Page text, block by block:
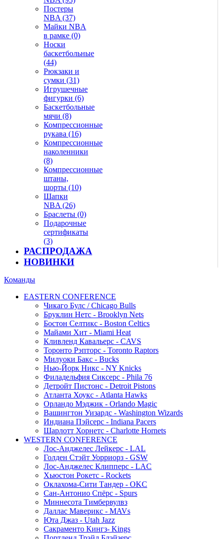
Постеры
NBA (37)
Майки NBA
в рамке (0)
Носки
баскетбольные
(44)
Рюкзаки и
сумки (31)
Игрушечные
фигурки (6)
Баскетбольные
мячи (8)
Компрессионные
рукава (16)
Компрессионные
наколенники
(8)
Компрессионные
штаны,
шорты (10)
Шапки
NBA (26)
Браслеты (0)
Подарочные
сертификаты
(3)
РАСПРОДАЖА
НОВИНКИ
Команды
EASTERN CONFERENCE
Чикаго Булс / Chicago Bulls
Бруклин Нетс - Brooklyn Nets
Бостон Селтикс - Boston Celtics
Майами Хит - Miami Heat
Кливленд Кавальерс - CAVS
Торонто Рэпторс - Toronto Raptors
Милуоки Бакс - Bucks
Нью-Йорк Никс - NY Knicks
Филадельфия Сиксерс - Phila 76
Детройт Пистонс - Detroit Pistons
Атланта Хоукс - Atlanta Hawks
Орландо Мэджик - Orlando Magic
Вашингтон Уизардс - Washington Wizards
Индиана Пэйсерс - Indiana Pacers
Шарлотт Хорнетс - Charlotte Hornets
WESTERN CONFERENCE
Лос-Анджелес Лейкерс - LAL
Голден Стэйт Уорриорз - GSW
Лос-Анджелес Клипперс - LAC
Хьюстон Рокетс - Rockets
Оклахома-Сити Тандер - OKC
Сан-Антонио Спёрс - Spurs
Миннесота Тимбервулвз
Даллас Маверикс - MAVs
Юта Джаз - Utah Jazz
Сакраменто Кингз- Kings